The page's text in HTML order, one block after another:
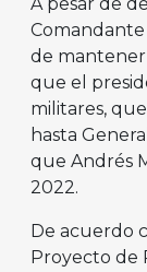
de mantener
que el
militares,
hasta
que Andrés
2022.
De acuerdo
Proyecto de